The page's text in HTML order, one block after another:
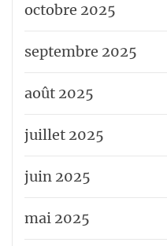
octobre 2025
septembre 2025
août 2025
juillet 2025
juin 2025
mai 2025